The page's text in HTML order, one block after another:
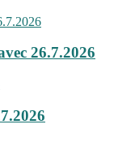
26.7.2026